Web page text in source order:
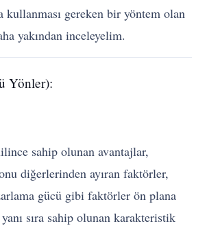
kullanması gereken bir yöntem olan
yakından inceleyelim.
Yönler):
sahip olunan avantajlar,
diğerlerinden ayıran faktörler,
gücü gibi faktörler ön plana
sıra sahip olunan karakteristik